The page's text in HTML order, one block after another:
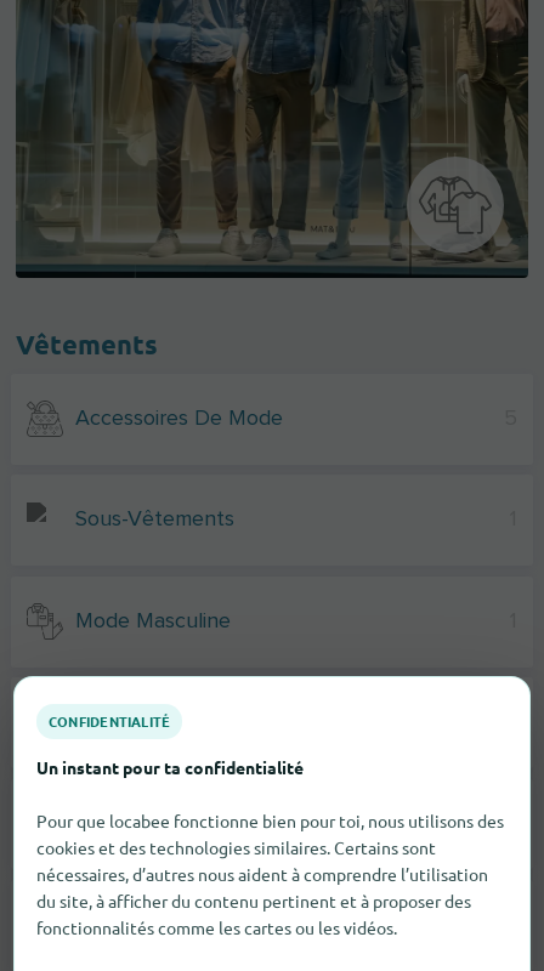
Vêtements
Accessoires De Mode
Sous-Vêtements
Mode Masculine
Chaussures
Vestes
Pantalons
CONFIDENTIALITÉ
Un instant pour ta confidentialité
Pour que locabee fonctionne bien pour toi, nous utilisons des
cookies et des technologies similaires. Certains sont
nécessaires, d’autres nous aident à comprendre l’utilisation
du site, à afficher du contenu pertinent et à proposer des
fonctionnalités comme les cartes ou les vidéos.